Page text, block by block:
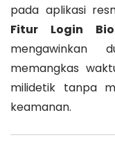
pada aplikasi
Fitur Login
mengawinkan
memangkas
milidetik tanpa
keamanan.